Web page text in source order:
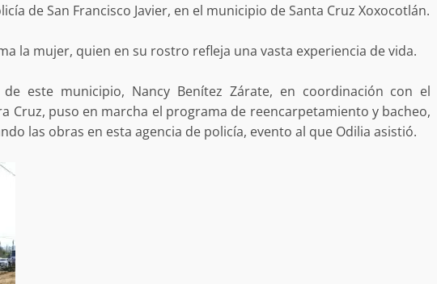
de San Francisco Javier, en el municipio de Santa Cruz Xoxocotlán.
la mujer, quien en su rostro refleja una vasta experiencia de vida.
este municipio, Nancy Benítez Zárate, en coordinación con el
Cruz, puso en marcha el programa de reencarpetamiento y bacheo,
las obras en esta agencia de policía, evento al que Odilia asistió.
AL ISSSTE EN
5 agosto 2026
vehicular a la